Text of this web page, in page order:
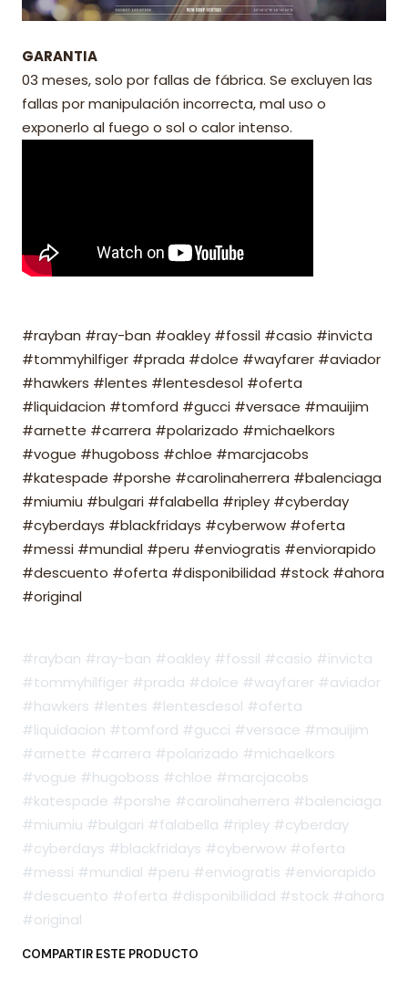
GARANTIA
03 meses, solo por fallas de fábrica. Se excluyen las
fallas por manipulación incorrecta, mal uso o
exponerlo al fuego o sol o calor intenso.
#rayban #ray-ban #oakley #fossil #casio #invicta
#tommyhilfiger #prada #dolce #wayfarer #aviador
#hawkers #lentes #lentesdesol #oferta
#liquidacion #tomford #gucci #versace #mauijim
#arnette #carrera #polarizado #michaelkors
#vogue #hugoboss #chloe #marcjacobs
#katespade #porshe #carolinaherrera #balenciaga
#miumiu #bulgari #falabella #ripley #cyberday
#cyberdays #blackfridays #cyberwow #oferta
#messi #mundial #peru #enviogratis #enviorapido
#descuento #oferta #disponibilidad #stock #ahora
#original
#rayban #ray-ban #oakley #fossil #casio #invicta
#tommyhilfiger #prada #dolce #wayfarer #aviador
#hawkers #lentes #lentesdesol #oferta
#liquidacion #tomford #gucci #versace #mauijim
#arnette #carrera #polarizado #michaelkors
#vogue #hugoboss #chloe #marcjacobs
#katespade #porshe #carolinaherrera #balenciaga
#miumiu #bulgari #falabella #ripley #cyberday
#cyberdays #blackfridays #cyberwow #oferta
#messi #mundial #peru #enviogratis #enviorapido
#descuento #oferta #disponibilidad #stock #ahora
#original
COMPARTIR ESTE PRODUCTO